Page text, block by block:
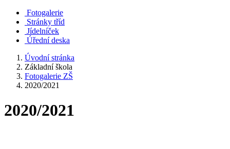
Fotogalerie
Stránky tříd
Jídelníček
Úřední deska
Úvodní stránka
Základní škola
Fotogalerie ZŠ
2020/2021
2020/2021